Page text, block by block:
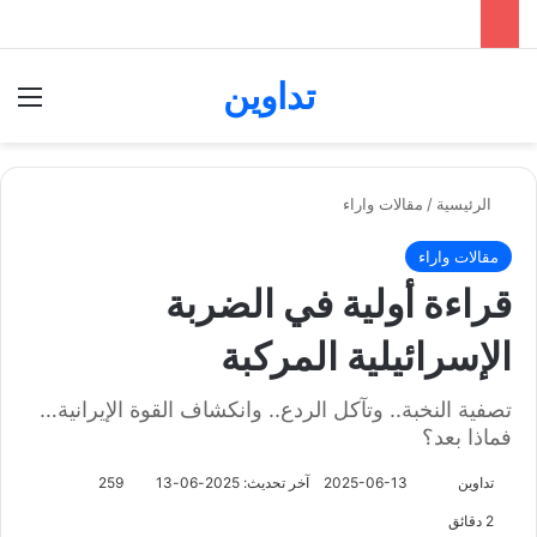
تداوين
الرئيسية / مقالات واراء
مقالات واراء
قراءة أولية في الضربة
الإسرائيلية المركبة
تصفية النخبة.. وتآكل الردع.. وانكشاف القوة الإيرانية…
فماذا بعد؟
تداوين 2025-06-13 آخر تحديث: 2025-06-13 259